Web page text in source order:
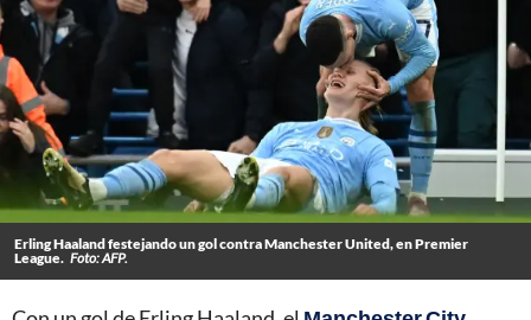
Erling Haaland festejando un gol contra Manchester United, en Premier
League. Foto: AFP.